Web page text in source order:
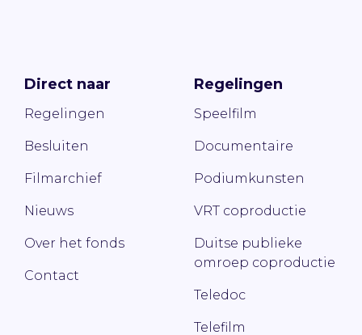
Direct naar
Regelingen
Besluiten
Filmarchief
Nieuws
Over het fonds
Contact
Regelingen
Speelfilm
Documentaire
Podiumkunsten
VRT coproductie
Duitse publieke
omroep coproductie
Teledoc
Telefilm